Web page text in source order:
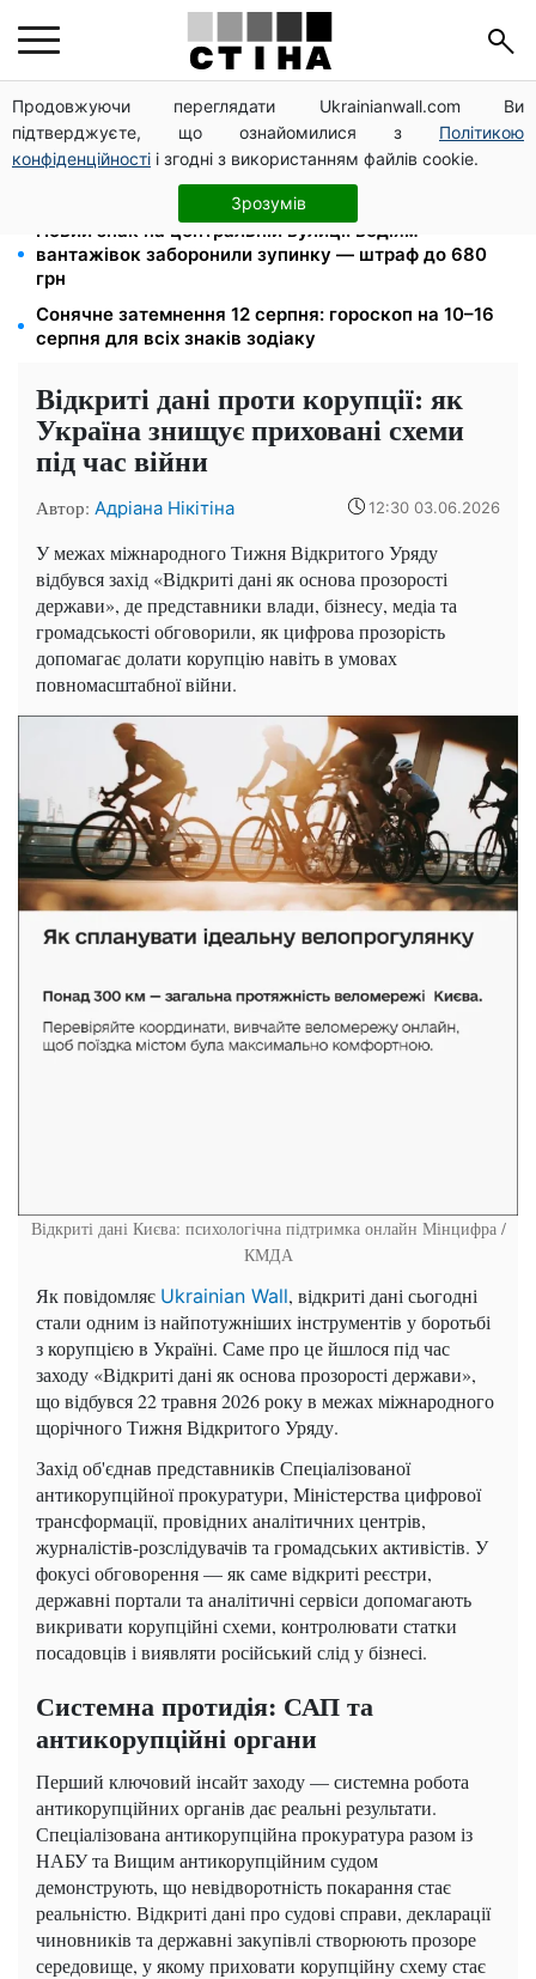
Продовжуючи переглядати Ukrainianwall.com Ви
підтверджуєте, що ознайомилися з Політикою
конфіденційності і згодні з використанням файлів cookie.
Зрозумів
Пенсія по інвалідності III групи з вересня: від 2595
до 10 625 грн — хто скільки отримає
Затемнення 12 серпня: астролог Базиленко дала
гороскоп на 3–9 серпня для всіх знаків зодіаку
Новий знак на центральній вулиці: водіям
вантажівок заборонили зупинку — штраф до 680
грн
Сонячне затемнення 12 серпня: гороскоп на 10–16
серпня для всіх знаків зодіаку
Відкриті дані проти корупції: як
Україна знищує приховані схеми
під час війни
Автор: Адріана Нікітіна 12:30 03.06.2026
У межах міжнародного Тижня Відкритого Уряду
відбувся захід «Відкриті дані як основа прозорості
держави», де представники влади, бізнесу, медіа та
громадськості обговорили, як цифрова прозорість
допомагає долати корупцію навіть в умовах
повномасштабної війни.
Відкриті дані Києва: психологічна підтримка онлайн Мінцифра /
КМДА
Як повідомляє Ukrainian Wall, відкриті дані сьогодні
стали одним із найпотужніших інструментів у боротьбі
з корупцією в Україні. Саме про це йшлося під час
заходу «Відкриті дані як основа прозорості держави»,
що відбувся 22 травня 2026 року в межах міжнародного
щорічного Тижня Відкритого Уряду.
Захід об'єднав представників Спеціалізованої
антикорупційної прокуратури, Міністерства цифрової
трансформації, провідних аналітичних центрів,
журналістів-розслідувачів та громадських активістів. У
фокусі обговорення — як саме відкриті реєстри,
державні портали та аналітичні сервіси допомагають
викривати корупційні схеми, контролювати статки
посадовців і виявляти російський слід у бізнесі.
Системна протидія: САП та
антикорупційні органи
Перший ключовий інсайт заходу — системна робота
антикорупційних органів дає реальні результати.
Спеціалізована антикорупційна прокуратура разом із
НАБУ та Вищим антикорупційним судом
демонструють, що невідворотність покарання стає
реальністю. Відкриті дані про судові справи, декларації
чиновників та державні закупівлі створюють прозоре
середовище, у якому приховати корупційну схему стає